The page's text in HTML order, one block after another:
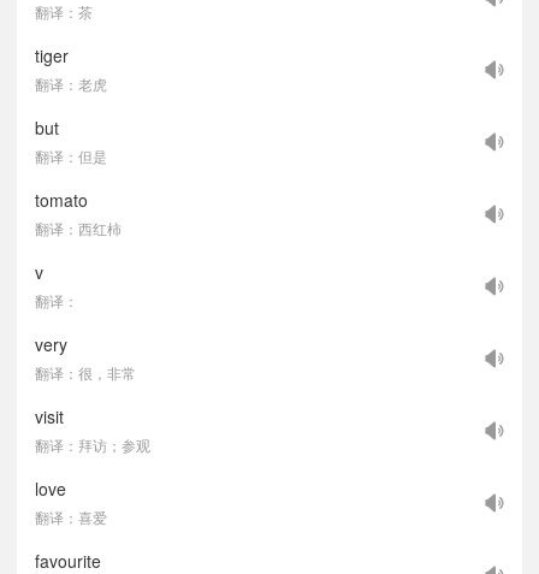
翻译：茶
tiger
翻译：老虎
but
翻译：但是
tomato
翻译：西红柿
v
翻译：
very
翻译：很，非常
visit
翻译：拜访；参观
love
翻译：喜爱
favourite